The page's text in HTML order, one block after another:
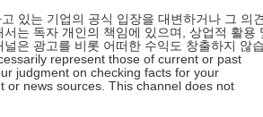
있는 기업의 공식 입장을 대변하거나 그 의
는 독자 개인의 책임에 있으며, 상업적 활용
은 광고를 비롯 어떠한 수익도 창출하지 않
represent those of current or past
judgment on checking facts for your
or news sources. This channel does not